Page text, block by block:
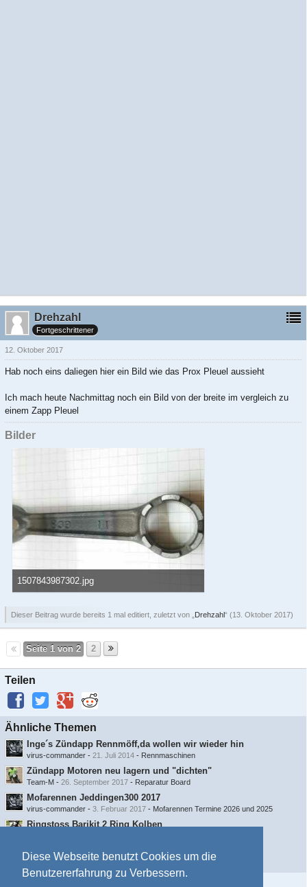
Diese Webseite benutzt Cookies um die
Benutzererfahrung zu Verbessern.
Drehzahl
Fortgeschrittener
12. Oktober 2017
Hab noch eins daliegen hier ein Bild wie das Prox Pleuel aussieht
Ich mach heute Nachmittag noch ein Bild von der breite im vergleich zu
einem Zapp Pleuel
Bilder
1507843987302.jpg
14,88 kB, 512×288, 3.184 mal angesehen
Dieser Beitrag wurde bereits 1 mal editiert, zuletzt von „ Drehzahl“ (13. Oktober 2017)
Seite 1 von 2 2
Teilen
Ähnliche Themen
Inge´s Zündapp Rennmöff,da wollen wir wieder hin
virus-commander - 21. Juli 2014 - Rennmaschinen
Zündapp Motoren neu lagern und "dichten"
Team-M - 26. September 2017 - Reparatur Board
Mofarennen Jeddingen300 2017
virus-commander - 3. Februar 2017 - Mofarennen Termine 2026 und 2025
Ringstoss Barikit 2 Ring Kolben
KS50 Kurbelwelle für rennbetrieb instand setzen.
Wildhog - 31. Oktober 2016 -Dienstleistungsgesuche